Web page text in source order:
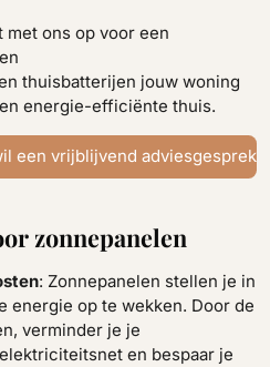
met ons op voor een
thuisbatterijen jouw woning
energie-efficiënte thuis.
een vrijblijvend adviesgesprek
zonnepanelen
: Zonnepanelen stellen je in
energie op te wekken. Door de
verminder je je
en bespaar je